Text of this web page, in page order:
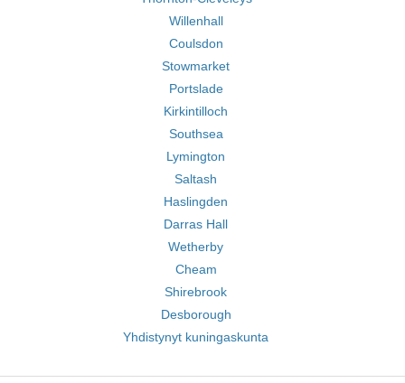
Willenhall
Coulsdon
Stowmarket
Portslade
Kirkintilloch
Southsea
Lymington
Saltash
Haslingden
Darras Hall
Wetherby
Cheam
Shirebrook
Desborough
Yhdistynyt kuningaskunta